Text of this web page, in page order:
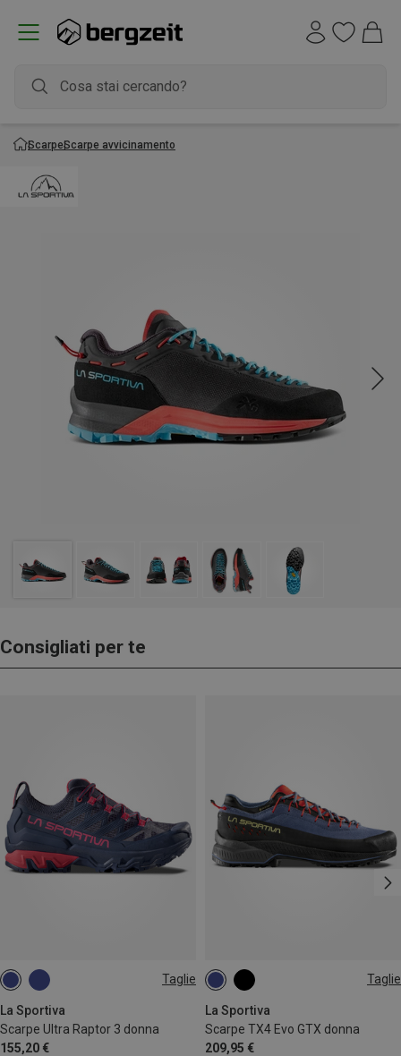
ScarpeScarpe avvicinamento
Consigliati per te
Taglie
La Sportiva
Scarpe Ultra Raptor 3 donna
155,20 €
38.5 Taglie
La Sportiva
Scarpe TX4 Evo GTX donna
209,95 €
37.5